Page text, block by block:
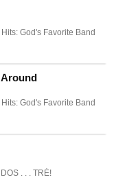
God's Favorite Band
Around
God's Favorite Band
. . . TRÉ!